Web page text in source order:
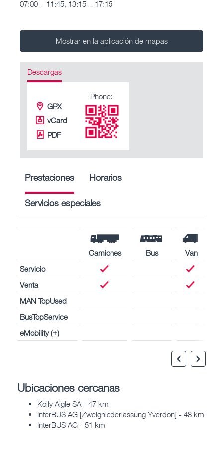
07:00 – 11:45, 13:15 – 17:15
Mostrar en la aplicación de mapas
Descargas
GPX
vCard
PDF
Phone:
Prestaciones Horarios
Servicios especiales
Camiones Bus
Van
Servicio
Venta
MAN TopUsed
BusTopService
eMobility (+)
Ubicaciones cercanas
Kolly Aigle SA - 47 km
InterBUS AG [Zweigniederlassung Yverdon] - 48 km
InterBUS AG - 51 km